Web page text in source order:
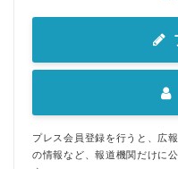
プレス会員登録を行うと、広
の情報など、報道機関だけに